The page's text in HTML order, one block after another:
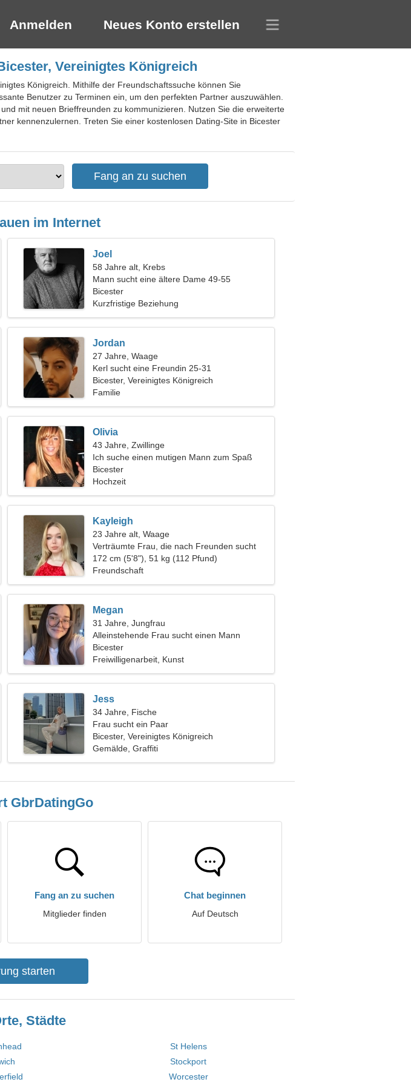
Anmelden Neues Konto erstellen
Vereinigtes Königreich
Königreich. Mithilfe der Freundschaftssuche können Sie
Benutzer zu Terminen ein, um den perfekten Partner auszuwählen.
mit neuen Brieffreunden zu kommunizieren. Nutzen Sie die erweiterte
kennenzulernen. Treten Sie einer kostenlosen Dating-Site in Bicester
im Internet
Joel
58 Jahre alt, Krebs
Mann sucht eine ältere Dame 49-55
Bicester
Kurzfristige Beziehung
Jordan
27 Jahre, Waage
Kerl sucht eine Freundin 25-31
Bicester, Vereinigtes Königreich
Familie
Olivia
43 Jahre, Zwillinge
Ich suche einen mutigen Mann zum Spaß
Bicester
Hochzeit
Kayleigh
23 Jahre alt, Waage
Verträumte Frau, die nach Freunden sucht
172 cm (5'8"), 51 kg (112 Pfund)
Freundschaft
Megan
31 Jahre, Jungfrau
Alleinstehende Frau sucht einen Mann
Bicester
Freiwilligenarbeit, Kunst
Jess
34 Jahre, Fische
Frau sucht ein Paar
Bicester, Vereinigtes Königreich
Gemälde, Graffiti
GbrDatingGo
Fang an zu suchen
Mitglieder finden
Chat beginnen
Auf Deutsch
starten
Städte
St Helens
Stockport
Worcester